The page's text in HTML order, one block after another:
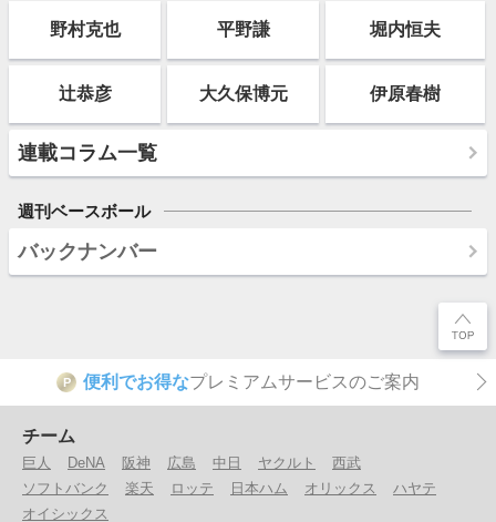
野村克也 平野謙 堀内恒夫
辻恭彦 大久保博元 伊原春樹
連載コラム一覧
週刊ベースボール
バックナンバー
P 便利でお得なプレミアムサービスのご案内
チーム
巨人 DeNA 阪神 広島 中日 ヤクルト
西武
ソフトバンク
楽天 ロッテ 日本ハム オリックス
ハヤテ
オイシックス